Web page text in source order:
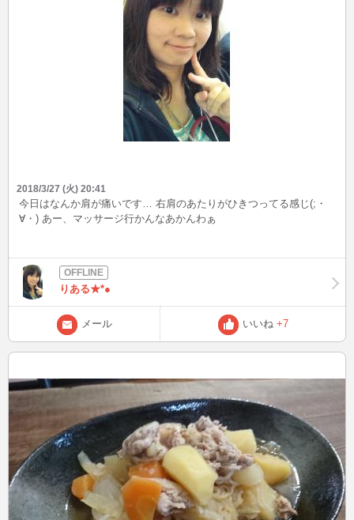
2018/3/27 (火) 20:41
今日はなんか肩が痛いです… 右肩のあたりがひきつってる感じ(;・
∀・) あー、マッサージ行かんなあかんわぁ
りある★*●
メール いいね +7